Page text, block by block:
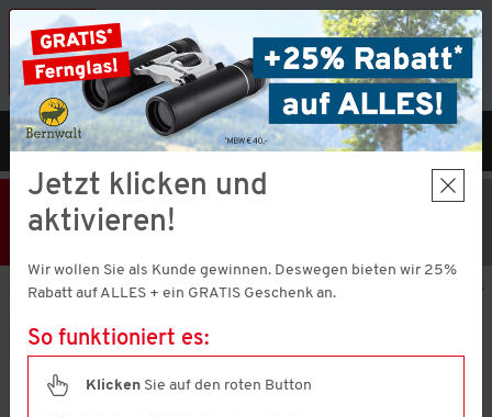
Vorteilshop App:
Jetzt neu!
Gleich herunterladen
×
MENÜ
25% Rabatt
+ Geschenk
Code V51373 einlösen!
Aktion nur noch 1 Tage 4 Stunden 31 Minuten 58 Sekunden gültig.
Marken Mustang
Jetzt klicken und
aktivieren!
Wir wollen Sie als Kunde gewinnen. Deswegen bieten wir 25%
Rabatt auf ALLES + ein GRATIS Geschenk an.
So funktioniert es:
Klicken Sie auf den roten Button